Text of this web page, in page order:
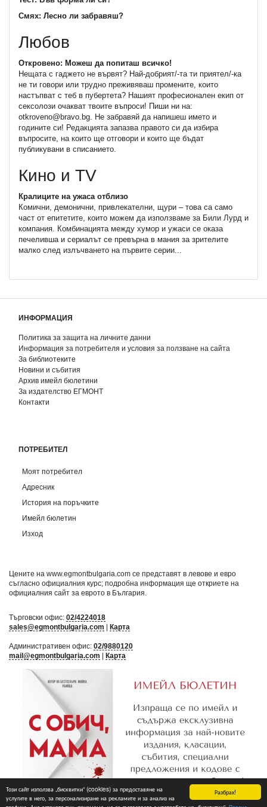
Разбрах!
Този сайт използва „бисквитки“ (cookies) за предоставяне на
услугите в него, за персонализиране на рекламите и за анализ на
Смях: Лесно ли забравяш?
Любов
Откровено: Можеш да попиташ всичко!
Нещата с гаджето не вървят? Най-добрият/-та ти приятел/-ка
не ти говори или трудно преживяваш промените, които
настъпват с теб в пубертета? Нашият професионален екип от
сексолози очакват твоите въпроси! Пиши ни на:
otkroveno@bravo.bg. Не забравяй да напишеш името и
годините си! Редакцията запазва правото си да избира
въпросите, на които ще отговори и които ще бъдат
публикувани в списанието.
Кино и TV
Кралиците на ужаса отблизо
Комични, демонични, привлекателни, щури – това са само
част от епитетите, които можем да използваме за Били Лурд и
компания. Комбинацията между хумор и ужаси се оказа
печеливша и сериалът се превърна в мания за зрителите
малко след излъчването на първите серии...
ИНФОРМАЦИЯ
Политика за защита на личните данни
Информация за потребителя и условия за ползване на сайта
За библиотеките
Новини и събития
Архив имейл бюлетини
За издателство ЕГМОНТ
Контакти
ПОТРЕБИТЕЛ
Моят потребител
Адресник
История на поръчките
Имейл бюлетин
Изход
Цените на www.egmontbulgaria.com се представят в левове и евро
съгласно официалния курс; подробна информация ще откриете на
официалния сайт за еврото в България
Търговски офис: 02/4224018
sales@egmontbulgaria.com
Карта
Административен офис: 02/9880120
mail@egmontbulgaria.com
Карта